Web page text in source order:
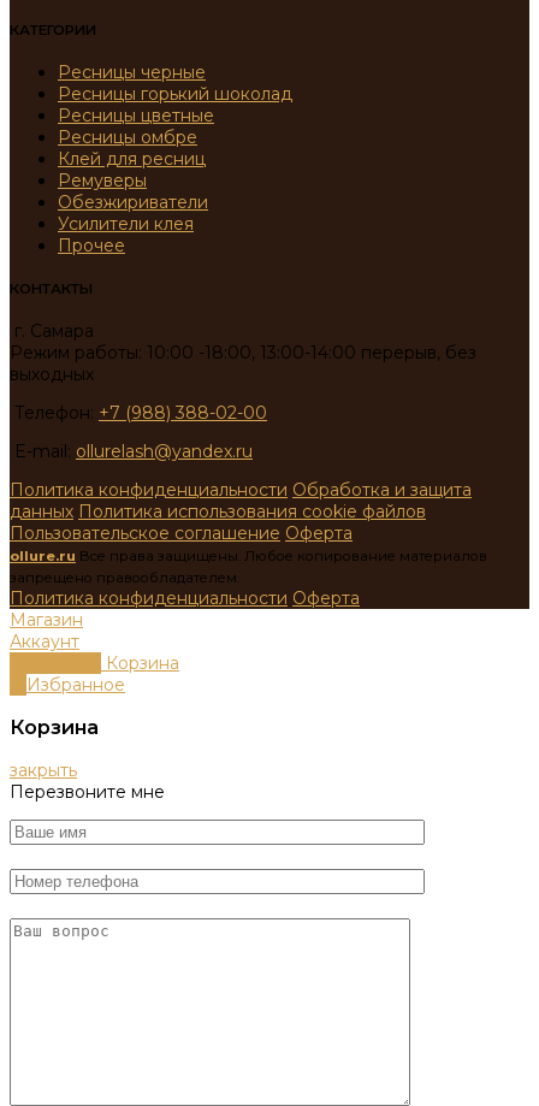
КАТЕГОРИИ
Ресницы черные
Ресницы горький шоколад
Ресницы цветные
Ресницы омбре
Клей для ресниц
Ремуверы
Обезжириватели
Усилители клея
Прочее
КОНТАКТЫ
г. Самара
Режим работы: 10:00 -18:00, 13:00-14:00 перерыв, без
выходных
Телефон: +7 (988) 388-02-00
E-mail: ollurelash@yandex.ru
Политика конфиденциальности Обработка и защита
данных Политика использования cookie файлов
Пользовательское соглашение Оферта
ollure.ru Все права защищены. Любое копирование материалов
запрещено правообладателем.
Политика конфиденциальности Оферта
Магазин
Аккаунт
Корзина
Избранное
Корзина
закрыть
Перезвоните мне